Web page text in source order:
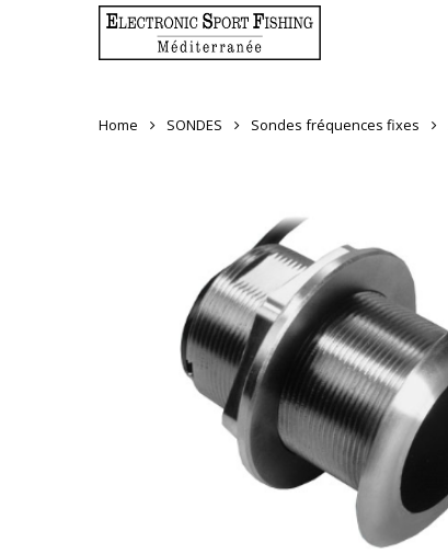
Home SONDES Sondes fréquences fixes